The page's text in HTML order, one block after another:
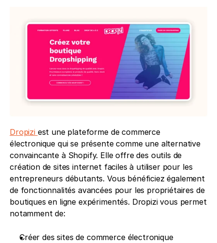
Dropizi est une plateforme de commerce
électronique qui se présente comme une alternative
convaincante à Shopify. Elle offre des outils de
création de sites internet faciles à utiliser pour les
entrepreneurs débutants. Vous bénéficiez également
de fonctionnalités avancées pour les propriétaires de
boutiques en ligne expérimentés. Dropizi vous permet
notamment de:
Créer des sites de commerce électronique